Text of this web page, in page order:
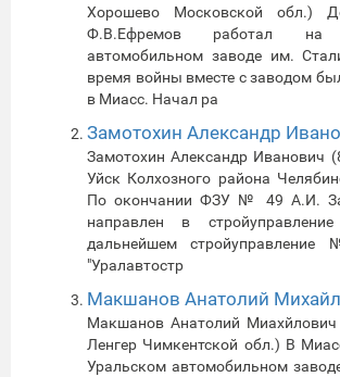
Хорошево Московской обл.)
Ф.В.Ефремов работал на
автомобильном заводе им.
время войны вместе с заводом
в Миасс. Начал ра
Замотохин Александр
Замотохин Александр Иванович
Уйск Колхозного района
По окончании ФЗУ № 49 А.И.
направлен в
дальнейшем
"Уралавтостр
Макшанов Анатолий
Макшанов Анатолий Миахйлович
Ленгер Чимкентской обл.) В
Уральском автомобильном